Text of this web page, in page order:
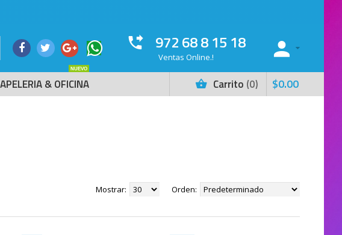
972 68 8 15 18
Ventas Online.!
& OFICINA
NUEVO
Carrito 0 $0.00
Mostrar: Orden: